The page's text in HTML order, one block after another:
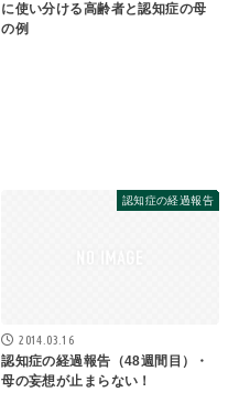
に使い分ける高齢者と認知症の母
の例
認知症の経過報告
2014.03.16
認知症の経過報告（48週間目）・
母の妄想が止まらない！